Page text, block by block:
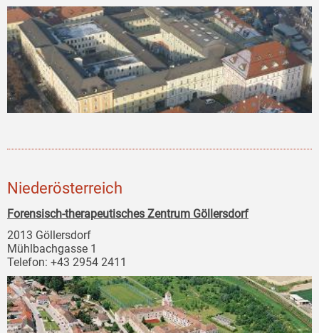
Niederösterreich
Forensisch-therapeutisches Zentrum Göllersdorf
2013 Göllersdorf
Mühlbachgasse 1
Telefon: +43 2954 2411